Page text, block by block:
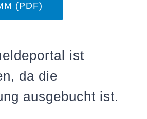
(PDF)
ist
da die
ausgebucht ist.